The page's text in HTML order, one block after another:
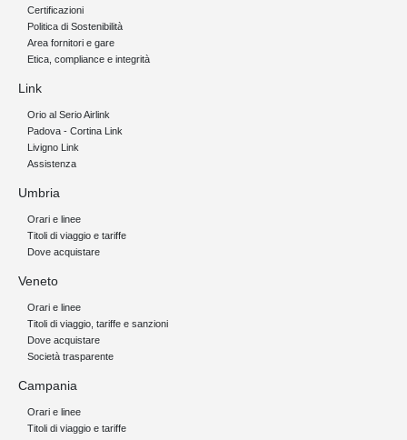
Certificazioni
Politica di Sostenibilità
Area fornitori e gare
Etica, compliance e integrità
Link
Orio al Serio Airlink
Padova - Cortina Link
Livigno Link
Assistenza
Umbria
Orari e linee
Titoli di viaggio e tariffe
Dove acquistare
Veneto
Orari e linee
Titoli di viaggio, tariffe e sanzioni
Dove acquistare
Società trasparente
Campania
Orari e linee
Titoli di viaggio e tariffe